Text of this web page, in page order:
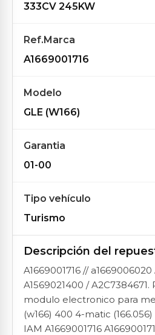
333CV 245KW
Ref.Marca
A1669001716
Modelo
GLE (W166)
Garantia
01-00
Tipo vehículo
Turismo
Descripción del
A1669001716 //
A1569021400 /
modulo electronico para
(w166) 400 4-matic
IAM A1669001716